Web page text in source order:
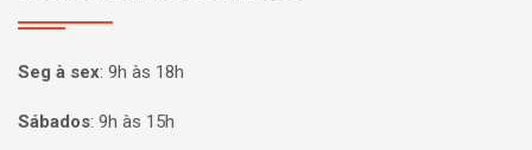
Seg à sex: 9h às 18h
Sábados: 9h às 15h